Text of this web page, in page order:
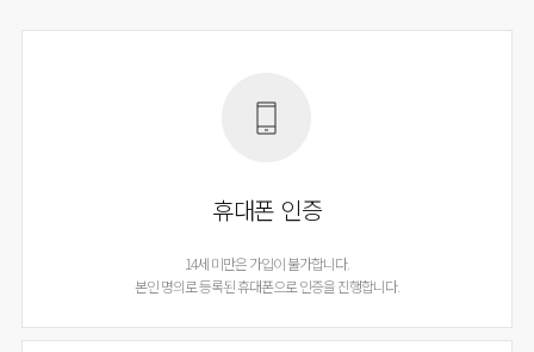
휴대폰 인증
14세 미만은 가입이 불가합니다.
본인 명의로 등록된 휴대폰으로 인증을 진행합니다.